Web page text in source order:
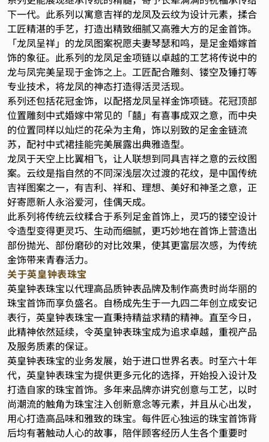
下一代。此系列以寓意吉祥的龙凤及云纹为设计元素，揉合
工匠精湛的手艺，打造出精致细腻又高雅大方的足金首饰。
「龙凤呈祥」的龙凤图案祝愿夫妻琴瑟和鸣，是足金婚嫁首
饰的象征。此系列的龙凤足金项链以卓越的工艺将传说中的
龙与凤完美呈现于金饰之上。工匠配合雕刻、镂空及锤打等
专业技术，将龙凤的神态打造得活灵活现。
系列还包括花冠金饰，以配搭龙凤呈祥金饰项链。花冠顶部
位置雕刻中式婚嫁中常见的「囍」有喜事成双之意，而中央
的位置同样以灿烂的花朵为主角，饰以别致的足金金链流
苏，配衬中式裙挂能完美展露出典雅造型。
龙凤于天空上比翼相飞，让人联想到同具吉祥之意的云纹图
案。云纹是指自然的不同深浅层次过渡的花纹，是中国传统
吉祥图案之一，有吉利、祥和、理想、美好和神圣之意，正
好寄愿新人永浴爱河，佳偶天成。
此系列将传统云纹糅合于系列足金首饰上，灵巧的镂空设计
令造型变得更灵巧、生动而细腻，更巧妙地在首饰上营造出
部份抛光、部份磨砂的对比效果，使其更富层次感，为传统
金饰带来青春活力。
关于英皇钟表珠宝
英皇钟表珠宝以代理高品质钟表品牌及制作高贵时尚华丽的
珠宝首饰而享负盛名。自杨成先生于一九四二年创立成安记
表行，英皇钟表珠宝一直秉持精益求精的精神。直至今日，
此精神依然延续，令英皇钟表珠宝成为追求卓越，重视产品
及服务质素的保证。
英皇钟表珠宝的业务发展，始于进口世界名表。时至六十年
代，英皇钟表珠宝为提供更多元化的选择，开始投入设计及
打造自家的珠宝首饰。多年来品牌亦讲究创意与工艺，以时
尚潮流的触角为珠宝注入创新意念等元素，并且从心出发，
用心打造高品味和雅致的珠宝。每件匠心独运的珠宝首饰背
后均有著触动人心的故事，陪伴顾客经历人生各个重要时